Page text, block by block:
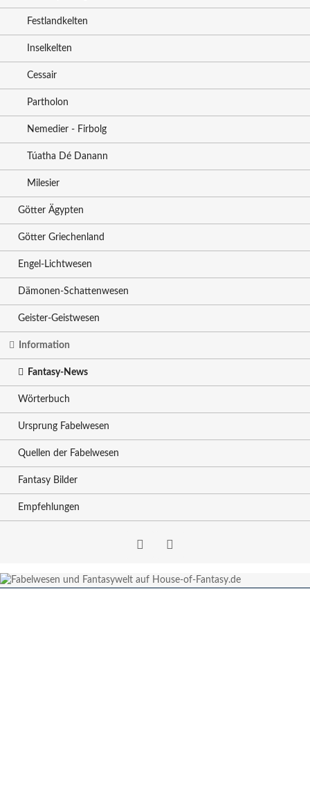
Festlandkelten
Inselkelten
Cessair
Partholon
Nemedier - Firbolg
Túatha Dé Danann
Milesier
Götter Ägypten
Götter Griechenland
Engel-Lichtwesen
Dämonen-Schattenwesen
Geister-Geistwesen
Information
Fantasy-News
Wörterbuch
Ursprung Fabelwesen
Quellen der Fabelwesen
Fantasy Bilder
Empfehlungen